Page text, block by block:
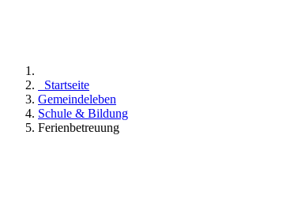
Startseite
Gemeindeleben
Schule & Bildung
Ferienbetreuung